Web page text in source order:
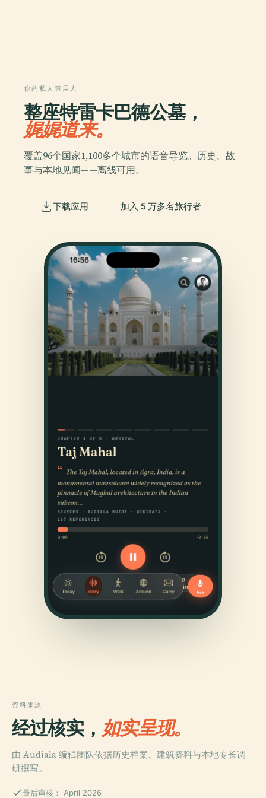
你的私人策展人
整座特雷卡巴德公墓，
娓娓道来。
覆盖96个国家1,100多个城市的语音导览。历史、故
事与本地见闻——离线可用。
下载应用 加入 5 万多名旅行者
资料来源
经过核实， 如实呈现。
由 Audiala 编辑团队依据历史档案、建筑资料与本地专长调
研撰写。
最后审核： April 2026